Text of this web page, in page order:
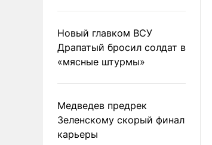
Новый главком ВСУ
Драпатый бросил солдат в
«мясные штурмы»
Медведев предрек
Зеленскому скорый финал
карьеры